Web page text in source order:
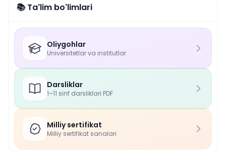
📚 Ta'lim bo'limlari
Oliygohlar
Universitetlar va institutlar
Darsliklar
1–11 sinf darsliklari PDF
Milliy sertifikat
Milliy sertifikat sanalari